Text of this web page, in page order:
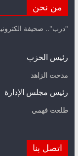
من نحن
"درب".. صحيفة
رئيس الحزب
مدحت الزاهد
رئيس مجلس الإدارة
طلعت فهمي
اتصل بنا